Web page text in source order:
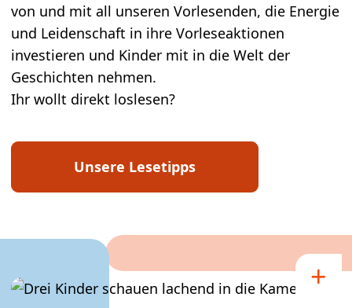
von und mit all unseren Vorlesenden, die Energie
und Leidenschaft in ihre Vorleseaktionen
investieren und Kinder mit in die Welt der
Geschichten nehmen.
Ihr wollt direkt loslesen?
Unsere Lesetipps